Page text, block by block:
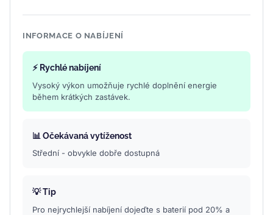
INFORMACE O NABÍJENÍ
⚡ Rychlé nabíjení
Vysoký výkon umožňuje rychlé doplnění energie
během krátkých zastávek.
📊 Očekávaná vytíženost
Střední - obvykle dobře dostupná
💡 Tip
Pro nejrychlejší nabíjení dojeďte s baterií pod 20% a